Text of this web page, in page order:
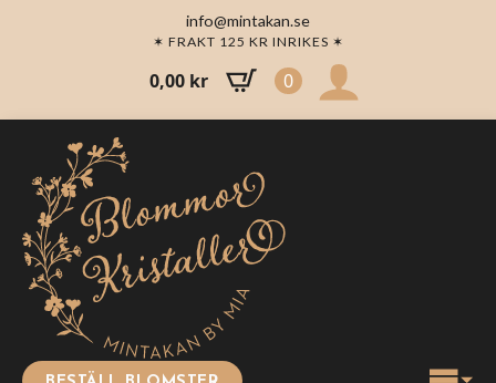
info@mintakan.se
✶ FRAKT 125 KR INRIKES ✶
0,00 kr 0